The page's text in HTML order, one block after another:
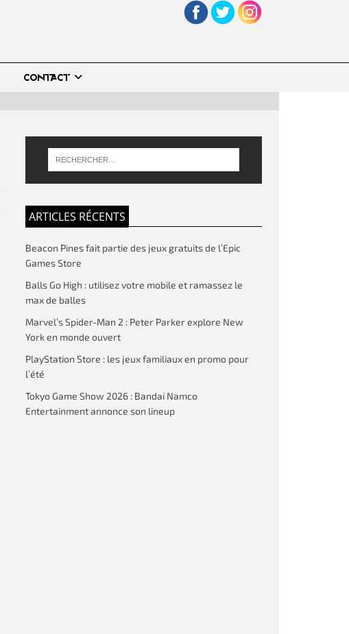
CONTACT
ARTICLES RÉCENTS
Beacon Pines fait partie des jeux gratuits de l’Epic
Games Store
Balls Go High : utilisez votre mobile et ramassez le
max de balles
Marvel’s Spider-Man 2 : Peter Parker explore New
York en monde ouvert
PlayStation Store : les jeux familiaux en promo pour
l’été
Tokyo Game Show 2026 : Bandai Namco
Entertainment annonce son lineup